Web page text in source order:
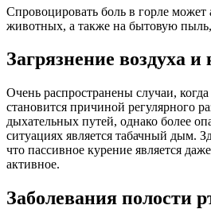
Спровоцировать боль в горле
животных, а также на бытовую
Загрязнение воздуха и
Очень распространены случаи,
становится причиной регулярного
дыхательных путей, однако более
ситуациях является табачный дым.
что пассивное курение является
активное.
Заболевания полости